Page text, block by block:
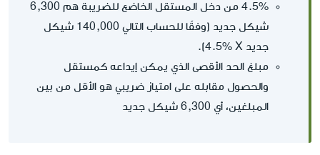
4.5% من دخل المستقل الخاضع للضريبة هم 6,300
شيكل جديد (وفقًا للحساب التالي 140,000 شيكل
جديد X‏ 4.5%).
مبلغ الحد الأقصى الذي يمكن إيداعه كمستقل
والحصول مقابله على امتياز ضريبي هو الأقل من بين
المبلغين، أي 6,300 شيكل جديد